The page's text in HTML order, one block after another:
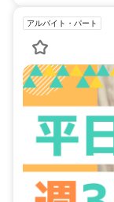
アルバイト・パート